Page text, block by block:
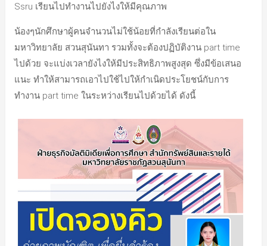
Ssru เรียนไปทำงานไปยังไงให้มีคุณภาพ
น้องๆนักศึกษาผู้คนจำนวนไม่ใช้น้อยที่กำลังเรียนต่อใน
มหาวิทยาลัย สวนสุนันทา รวมทั้งจะต้องปฏิบัติงาน part time
ไปด้วย จะแบ่งเวลายังไงให้มีประสิทธิภาพสูงสุด ซึ่งมีข้อเสนอ
แนะ ทำให้สามารถเอาไปใช้ไปให้กำเนิดประโยชน์กับการ
ทำงาน part time ในระหว่างเรียนไปด้วยได้ ดังนี้